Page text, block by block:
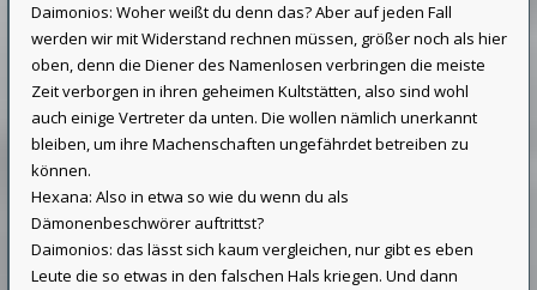
Daimonios: Woher weißt du denn das? Aber auf jeden Fall
werden wir mit Widerstand rechnen müssen, größer noch als hier
oben, denn die Diener des Namenlosen verbringen die meiste
Zeit verborgen in ihren geheimen Kultstätten, also sind wohl
auch einige Vertreter da unten. Die wollen nämlich unerkannt
bleiben, um ihre Machenschaften ungefährdet betreiben zu
können.
Hexana: Also in etwa so wie du wenn du als
Dämonenbeschwörer auftrittst?
Daimonios: das lässt sich kaum vergleichen, nur gibt es eben
Leute die so etwas in den falschen Hals kriegen. Und dann